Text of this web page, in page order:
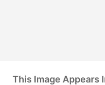
This Image Appears